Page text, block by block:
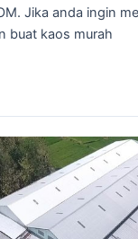
Jika anda ingin
buat kaos murah